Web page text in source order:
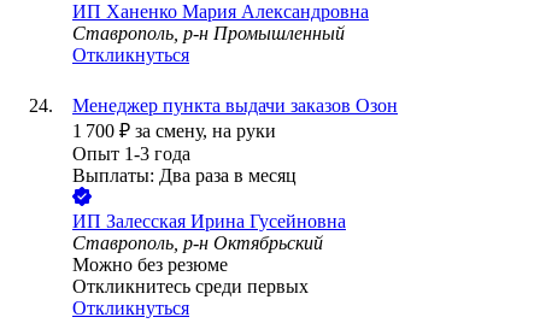
ИП Ханенко Мария Александровна
Ставрополь, р-н Промышленный
Откликнуться
Менеджер пункта выдачи заказов Озон
1 700 ₽ за смену, на руки
Опыт 1-3 года
Выплаты: Два раза в месяц
ИП Залесская Ирина Гусейновна
Ставрополь, р-н Октябрьский
Можно без резюме
Откликнитесь среди первых
Откликнуться